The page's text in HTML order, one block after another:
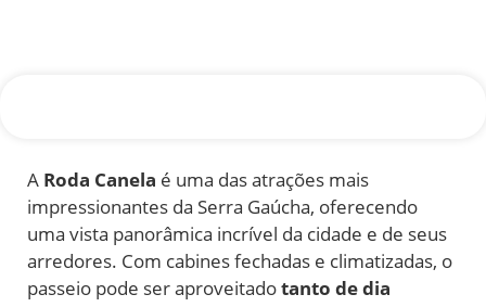
A Roda Canela é uma das atrações mais
impressionantes da Serra Gaúcha, oferecendo
uma vista panorâmica incrível da cidade e de seus
arredores. Com cabines fechadas e climatizadas, o
passeio pode ser aproveitadotanto de dia